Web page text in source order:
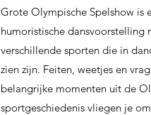
Grote Olympische Spelshow is
humoristische dansvoorstelling
verschillende sporten die in
zien zijn. Feiten, weetjes en
belangrijke momenten uit de
sportgeschiedenis vliegen je